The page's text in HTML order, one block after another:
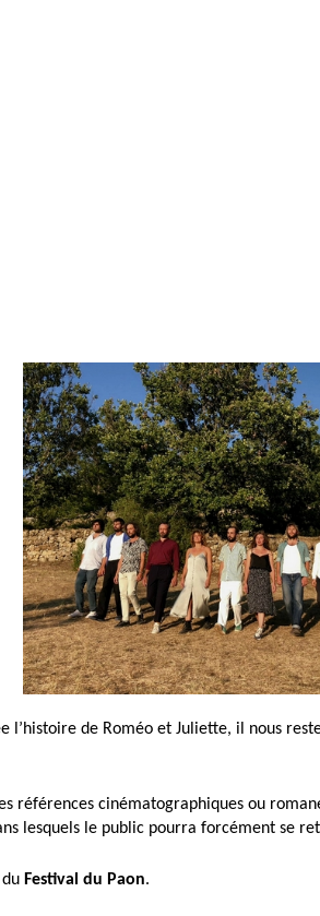
l’histoire de Roméo et Juliette, il nous
références cinématographiques ou
lesquels le public pourra forcément se
Festival du Paon.